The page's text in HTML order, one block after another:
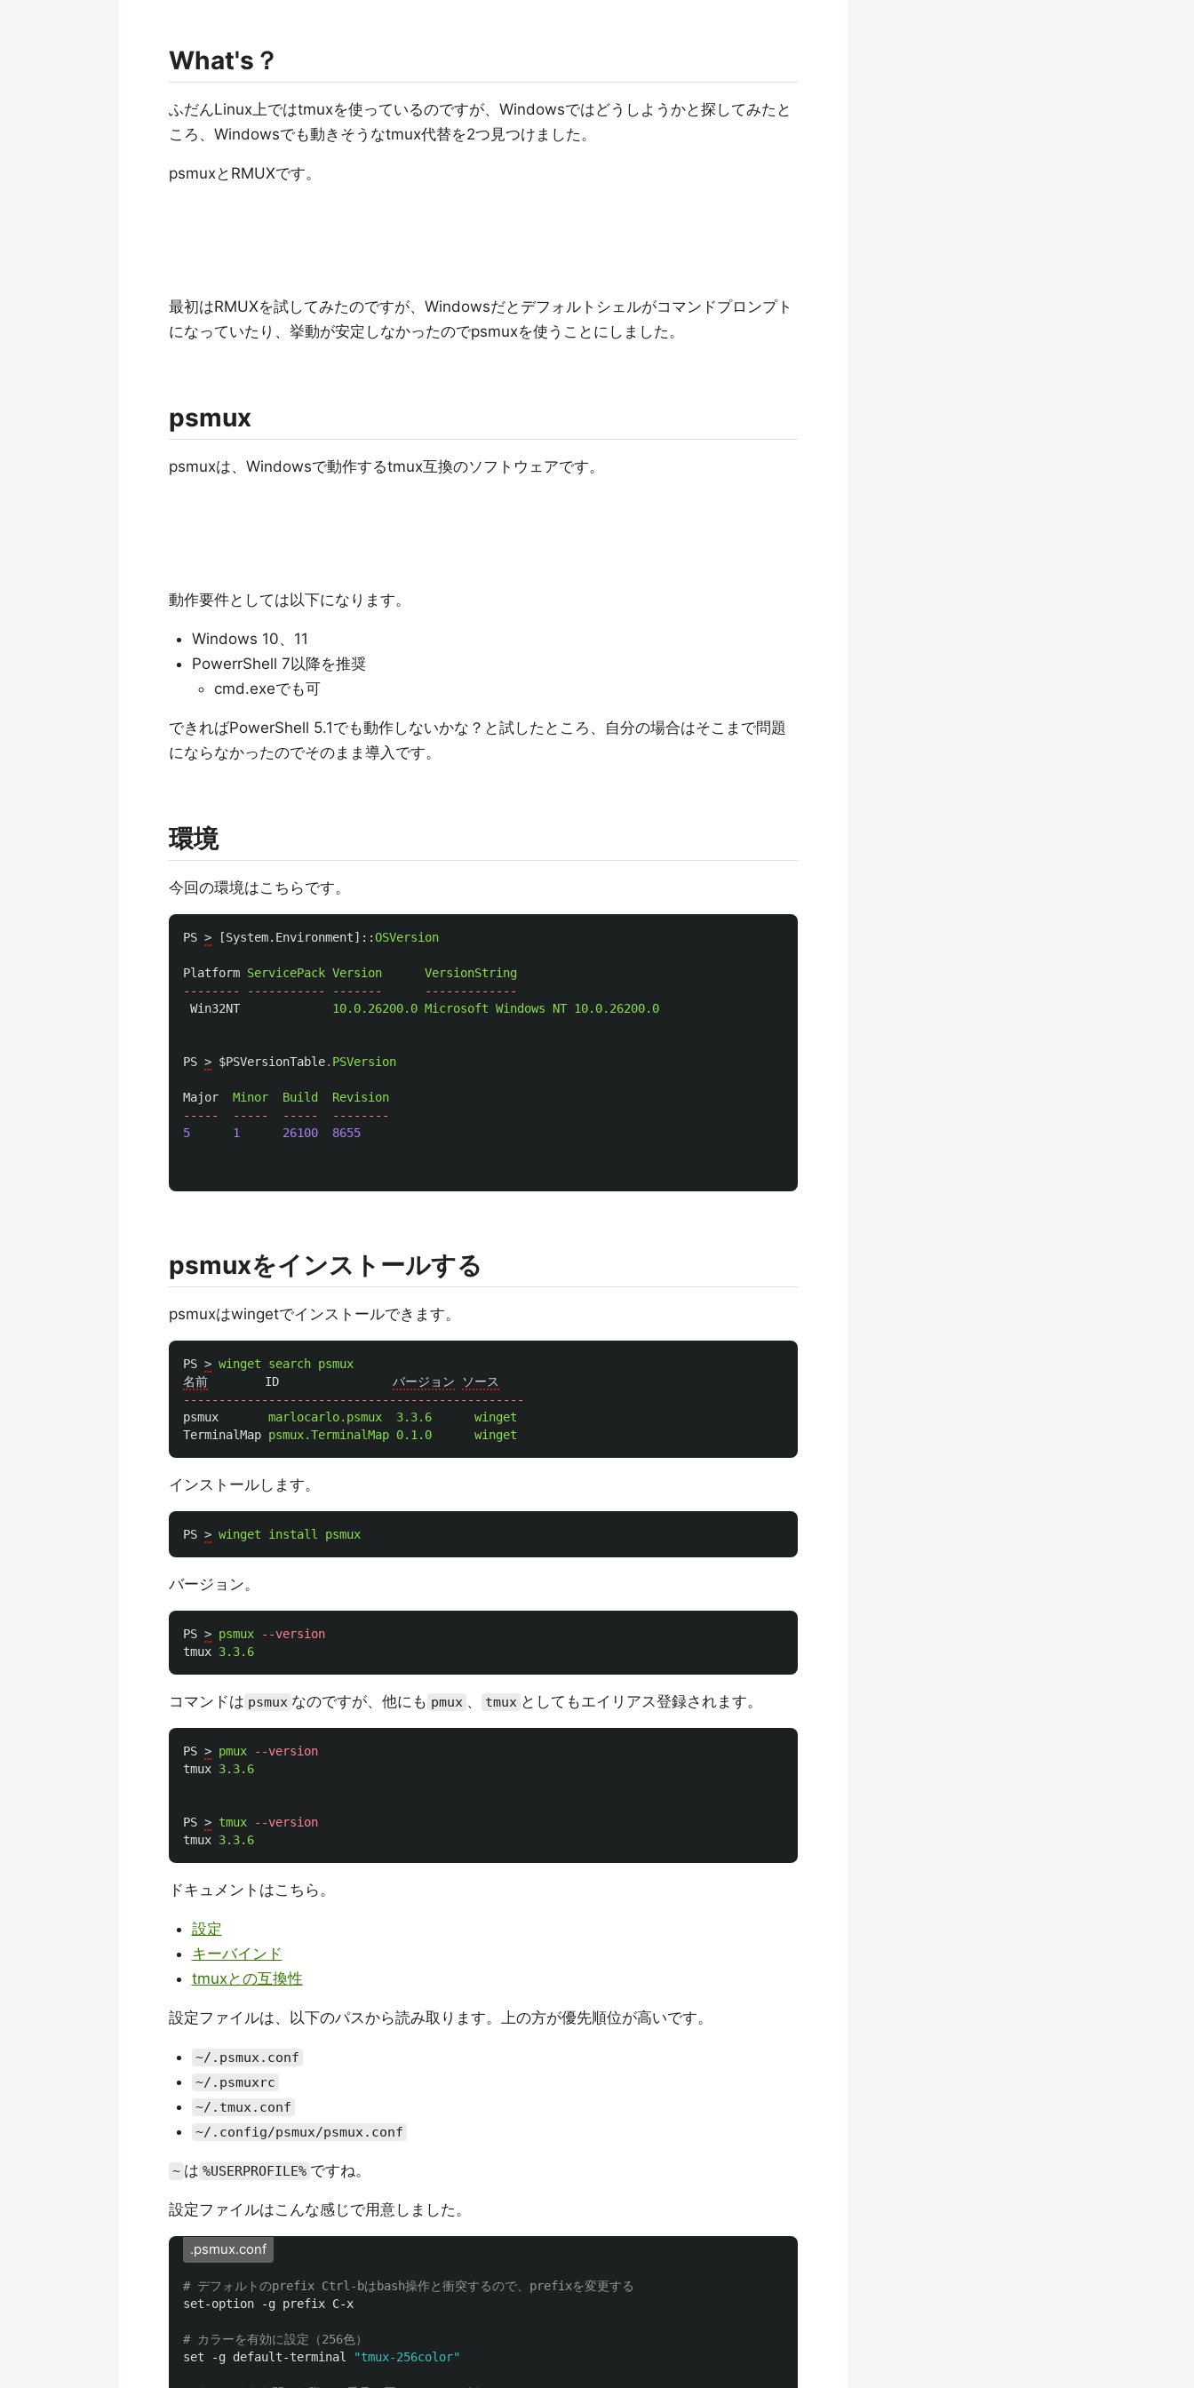
What's？
ふだんLinux上ではtmuxを使っているのですが、Windowsではどうしようかと探してみたと
ころ、Windowsでも動きそうなtmux代替を2つ見つけました。
psmuxとRMUXです。
最初はRMUXを試してみたのですが、Windowsだとデフォルトシェルがコマンドプロンプト
になっていたり、挙動が安定しなかったのでpsmuxを使うことにしました。
psmux
psmuxは、Windowsで動作するtmux互換のソフトウェアです。
動作要件としては以下になります。
Windows 10、11
PowerrShell 7以降を推奨
cmd.exeでも可
できればPowerShell 5.1でも動作しないかな？と試したところ、自分の場合はそこまで問題
にならなかったのでそのまま導入です。
環境
今回の環境はこちらです。
PS > [System.Environment]::OSVersion
Platform ServicePack Version
VersionString
--------
----------- -------
-------------
Win32NT
10.0.26200.0 Microsoft Windows NT 10.0.26200.0
PS > $PSVersionTable. PSVersion
Major Minor Build
Revision
-----
----- -----
--------
5
1 26100 8655
psmuxをインストールする
psmuxはwingetでインストールできます。
PS > winget search psmux
名前
ID バージョン
ソース
------------------------------------------------
psmux
marlocarlo.psmux 3.3.6
winget
TerminalMap psmux.TerminalMap 0.1.0 winget
インストールします。
PS > winget install psmux
バージョン。
PS > psmux
--version
tmux 3.3.6
コマンドは psmux なのですが、他にも pmux 、 tmux としてもエイリアス登録されます。
PS > pmux
--version
tmux 3.3.6
PS > tmux
--version
tmux 3.3.6
ドキュメントはこちら。
設定
キーバインド
tmuxとの互換性
設定ファイルは、以下のパスから読み取ります。上の方が優先順位が高いです。
~/.psmux.conf
~/.psmuxrc
~/.tmux.conf
~/.config/psmux/psmux.conf
~ は %USERPROFILE% ですね。
設定ファイルはこんな感じで用意しました。
.psmux.conf
set-option -g prefix C-x
set -g default-terminal "tmux-256color"